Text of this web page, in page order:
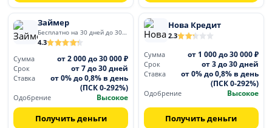
Займер
Бесплатно на 30 дней до 30 000
4.3
Сумма
от 2 000 до 30 000 ₽
Срок от 7 до 30 дней
Ставка
от 0% до 0,8% в день
(ПСК 0-292%)
Одобрение Высокое
Получить деньги
Нова Кредит
2.3
Сумма от 1 000 до 30 000 ₽
Срок от 3 до 30 дней
Ставка
от 0% до 0,8% в день
(ПСК 0-292%)
Одобрение Высокое
Получить деньги